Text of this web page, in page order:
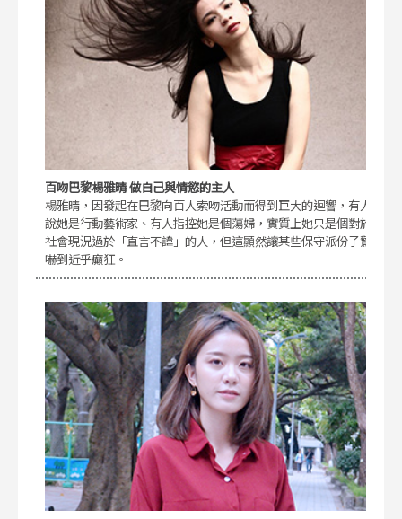
百吻巴黎楊雅晴 做自己與情慾的主人
楊雅晴，因發起在巴黎向百人索吻活動而得到巨大的迴響，有人
說她是行動藝術家、有人指控她是個蕩婦，實質上她只是個對於
社會現況過於「直言不諱」的人，但這顯然讓某些保守派份子驚
嚇到近乎癲狂。